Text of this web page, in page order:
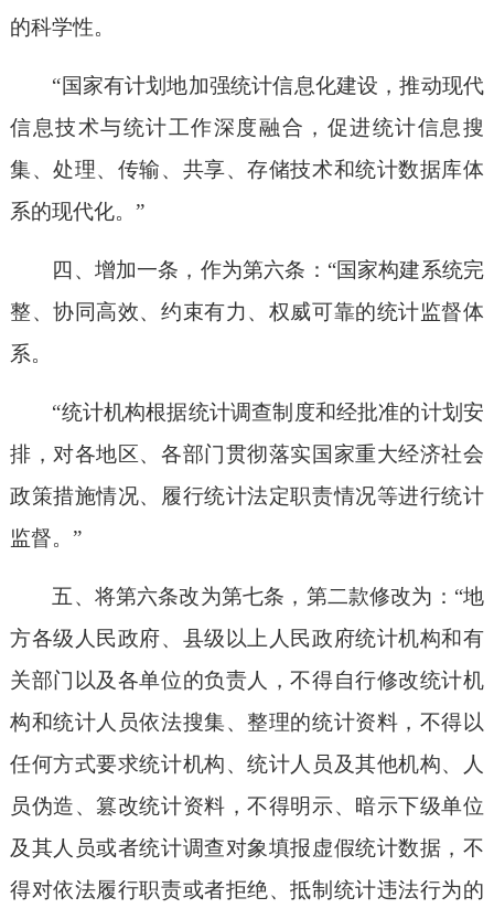
的科学性。
“国家有计划地加强统计信息化建设，推动现代
信息技术与统计工作深度融合，促进统计信息搜
集、处理、传输、共享、存储技术和统计数据库体
系的现代化。”
四、增加一条，作为第六条：“国家构建系统完
整、协同高效、约束有力、权威可靠的统计监督体
系。
“统计机构根据统计调查制度和经批准的计划安
排，对各地区、各部门贯彻落实国家重大经济社会
政策措施情况、履行统计法定职责情况等进行统计
监督。”
五、将第六条改为第七条，第二款修改为：“地
方各级人民政府、县级以上人民政府统计机构和有
关部门以及各单位的负责人，不得自行修改统计机
构和统计人员依法搜集、整理的统计资料，不得以
任何方式要求统计机构、统计人员及其他机构、人
员伪造、篡改统计资料，不得明示、暗示下级单位
及其人员或者统计调查对象填报虚假统计数据，不
得对依法履行职责或者拒绝、抵制统计违法行为的